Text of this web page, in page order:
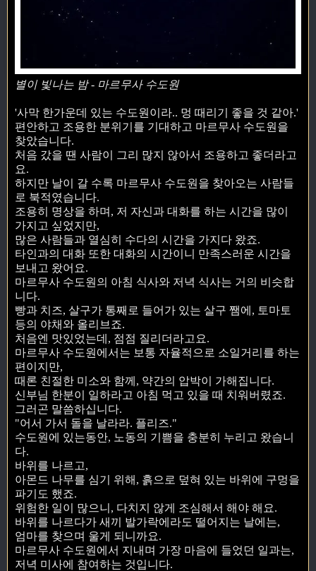
별이 빛나는 밤 - 마르무사 수도원
'사막 한가운데 있는 수도원이라.. 멍 때리기 좋을 것 같아.'
편안하고 조용한 분위기를 기대하고 마르무사 수도원을
찾았습니다.
처음 갔을 땐 사람이 그리 많지 않아서 조용하고 좋더라고
요.
하지만 날이 갈 수록 마르무사 수도원을 찾아오는 사람들
로 북적였습니다.
조용히 명상을 하며, 저 자신과 대화를 하는 시간을 많이
가지고 싶었지만,
많은 사람들과 열심히 수다의 시간을 가지다 왔죠.
타인과의 대화 또한 대화의 시간이니 만족스러운 시간을
보내고 왔어요.
마르무사 수도원의 아침 식사와 저녁 식사는 거의 비슷합
니다.
빵과 치즈, 살구가 통째로 들어가 있는 살구 쨈에, 토마토
등의 야채와 올리브죠.
처음엔 맛있었는데, 점점 질리더라고요.
마르무사 수도원에서는 보통 자율적으로 소일거리를 하는
편이지만,
때론 친절한 미소와 함께, 약간의 압박이 가해집니다.
신부님 한분이 일하라고 아침 먹고 있을 때 치워버렸죠.
그러곤 말씀하십니다.
"어서 가서 돌을 날라라. 플리즈."
수도원에 있는동안, 노동의 기쁨을 충분히 누리고 왔습니
다.
바위를 나르고,
아몬드 나무를 심기 위해, 흙으로 덮혀 있는 바위에 구멍을
파기도 했죠.
위험한 일이 많으니, 다치지 않게 조심해서 해야 해요.
바위를 나르다가 새끼 발가락에라도 떨어지는 날에는,
엄마를 찾으며 울게 되니까요.
마르무사 수도원에서 지내며 가장 마음에 들었던 일과는,
저녁 미사에 참여하는 것입니다.